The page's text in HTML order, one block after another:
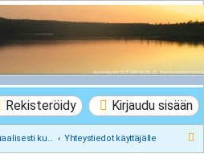
Kirjaudu sisään
Rekisteröidy
Vaella virtuaalisesti kunnes pääset oikeasti Yhteystiedot käyttäjälle